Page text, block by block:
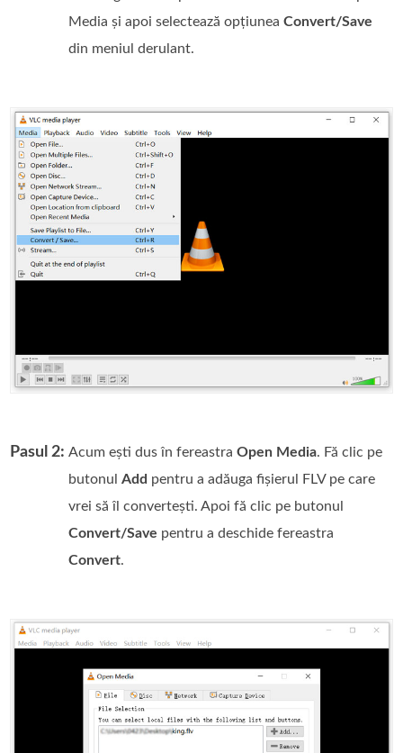
Media și apoi selectează opțiuneaConvert/Save
din meniul derulant.
Pasul 2: Acum ești dus în fereastraOpen Media. Fă clic pe
butonulAdd pentru a adăuga fișierul FLV pe care
vrei să îl convertești. Apoi fă clic pe butonul
Convert/Save pentru a deschide fereastra
Convert.